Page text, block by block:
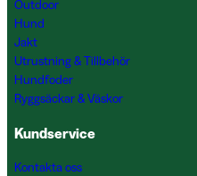
Outdoor
Hund
Jakt
Utrustning & Tillbehör
Hundfoder
Ryggsäckar & Väskor
Kundservice
Kontakta oss